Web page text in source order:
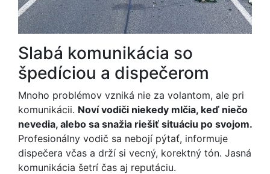
Slabá komunikácia so
špedíciou a dispečerom
Mnoho problémov vzniká nie za volantom, ale pri
komunikácii. Noví vodiči niekedy mlčia, keď niečo
nevedia, alebo sa snažia riešiť situáciu po svojom.
Profesionálny vodič sa nebojí pýtať, informuje
dispečera včas a drží si vecný, korektný tón. Jasná
komunikácia šetrí čas aj reputáciu.